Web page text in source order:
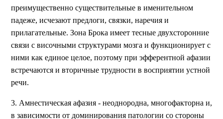
преимущественно существительные в именительном
падеже, исчезают предлоги, связки, наречия и
прилагательные. Зона Брока имеет тесные двухсторонние
связи с височными структурами мозга и функционирует с
ними как единое целое, поэтому при эфферентной афазии
встречаются и вторичные трудности в восприятии устной
речи.
3. Амнестическая афазия - неоднородна, многофакторна и,
в зависимости от доминирования патологии со стороны